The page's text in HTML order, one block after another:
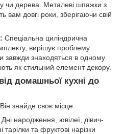
чи дерева. Металеві шпажки з
вам довгі роки, зберігаючи свій
Спеціальна циліндрична
вирішує проблему
завжди знаходяться в одному
як стильний елемент декору.
домашньої кухні до
знайде своє місце:
Дні народження, ювілеї, дівич-
та фруктові нарізки